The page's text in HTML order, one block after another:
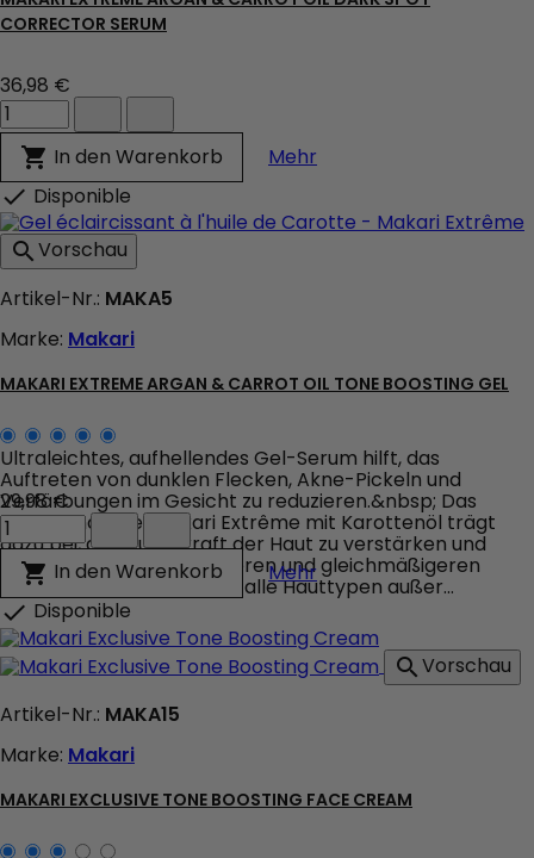
CORRECTOR SERUM
36,98 €
Makari
Extreme
Argan
Carrot
Oil
Dark
Spot
Corrector
Serum
 In den Warenkorb Mehr
 Disponible
Vorschau
Artikel-Nr.: MAKA5
Marke: Makari
MAKARI EXTREME ARGAN & CARROT OIL TONE BOOSTING GEL
Ultraleichtes, aufhellendes Gel-Serum hilft, das
Auftreten von dunklen Flecken, Akne-Pickeln und
Verfärbungen im Gesicht zu reduzieren.&nbsp; Das
aufhellende Gel Makari Extrême mit Karottenöl trägt
dazu bei, die Leuchtkraft der Haut zu verstärken und
sorgt für einen strahlenderen und gleichmäßigeren
Teint.&nbsp; Geeignet für alle Hauttypen außer...
29,98 €
Makari
Extreme
Argan
Carrot
Oil
Tone
Boosting
Produktmengenfeld
 In den Warenkorb MehrMakari Extreme
 Disponible
 Vorschau
Artikel-Nr.: MAKA15
Marke: Makari
MAKARI EXCLUSIVE TONE BOOSTING FACE CREAM